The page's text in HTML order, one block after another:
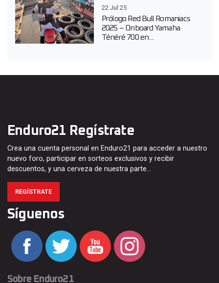
22 Jul 25
Prólogo Red Bull Romaniacs
2025 – Onboard Yamaha
Ténéré 700 en...
Enduro21 Regístrate
Crea una cuenta personal en Enduro21 para acceder a nuestro
nuevo foro, participar en sorteos exclusivos y recibir
descuentos, y una cerveza de nuestra parte…
REGÍSTRATE
Síguenos
Sobre Enduro21